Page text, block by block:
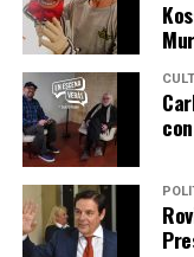
comunidades se
artículo 75, inciso
24.071,
consulta previa,
afecten-;
tratados